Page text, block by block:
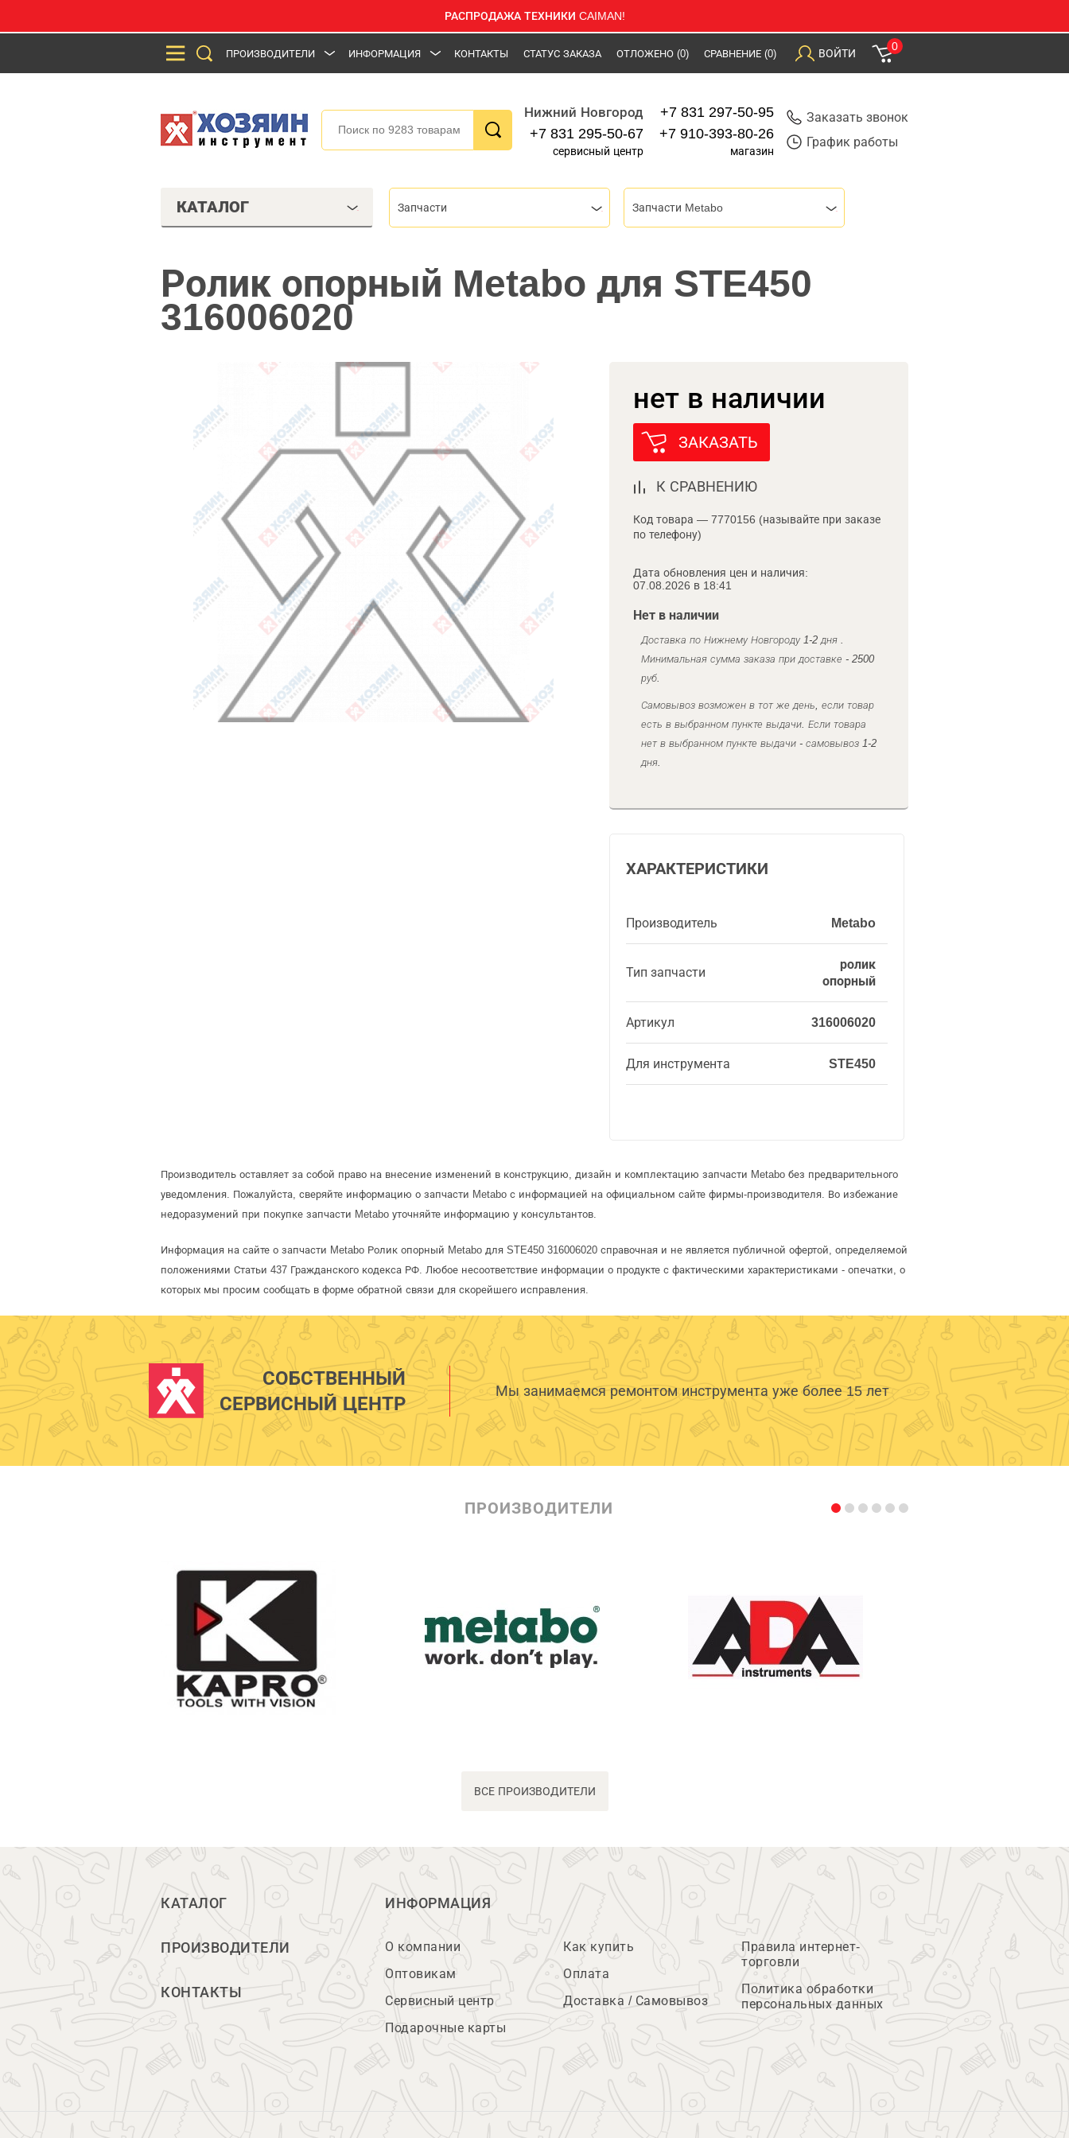
РАСПРОДАЖА ТЕХНИКИ CAIMAN!
ПРОИЗВОДИТЕЛИ ИНФОРМАЦИЯ КОНТАКТЫ СТАТУС ЗАКАЗА ОТЛОЖЕНО (0) СРАВНЕНИЕ (0) ВОЙТИ
0
Нижний Новгород
+7 831 295-50-67
сервисный центр
+7 831 297-50-95
+7 910-393-80-26
магазин
Заказать звонок
График работы
КАТАЛОГ Запчасти Запчасти Metabo
Ролик опорный Metabo для STE450
316006020
нет в наличии
ЗАКАЗАТЬ
К СРАВНЕНИЮ
Код товара — 7770156 (называйте при заказе
по телефону)
Дата обновления цен и наличия:
07.08.2026 в 18:41
Нет в наличии
Доставка по Нижнему Новгороду 1-2 дня .
Минимальная сумма заказа при доставке - 2500
руб.
Самовывоз возможен в тот же день, если товар
есть в выбранном пункте выдачи. Если товара
нет в выбранном пункте выдачи - самовывоз 1-2
дня.
ХАРАКТЕРИСТИКИ
Производитель Metabo
Тип запчасти
ролик
опорный
Артикул 316006020
Для инструмента STE450
Производитель оставляет за собой право на внесение изменений в конструкцию, дизайн и комплектацию запчасти Metabo без предварительного
уведомления. Пожалуйста, сверяйте информацию о запчасти Metabo с информацией на официальном сайте фирмы-производителя. Во избежание
недоразумений при покупке запчасти Metabo уточняйте информацию у консультантов.
Информация на сайте о запчасти Metabo Ролик опорный Metabo для STE450 316006020 справочная и не является публичной офертой, определяемой
положениями Статьи 437 Гражданского кодекса РФ. Любое несоответствие информации о продукте с фактическими характеристиками - опечатки, о
которых мы просим сообщать в форме обратной связи для скорейшего исправления.
СОБСТВЕННЫЙ
СЕРВИСНЫЙ ЦЕНТР
Мы занимаемся ремонтом инструмента уже более 15 лет
ПРОИЗВОДИТЕЛИ
ВСЕ ПРОИЗВОДИТЕЛИ
КАТАЛОГ
ПРОИЗВОДИТЕЛИ
КОНТАКТЫ
ИНФОРМАЦИЯ
О компании
Оптовикам
Сервисный центр
Подарочные карты
Как купить
Оплата
Доставка / Самовывоз
Правила интернет-
торговли
Политика обработки
персональных данных